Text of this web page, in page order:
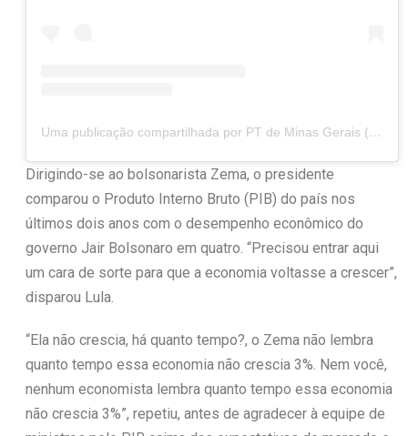
Uma publicação compartilhada por PT de Minas Gerais (@ptdeminas)
Dirigindo-se ao bolsonarista Zema, o presidente
comparou o Produto Interno Bruto (PIB) do país nos
últimos dois anos com o desempenho econômico do
governo Jair Bolsonaro em quatro. “Precisou entrar aqui
um cara de sorte para que a economia voltasse a crescer”,
disparou Lula.
“Ela não crescia, há quanto tempo?, o Zema não lembra
quanto tempo essa economia não crescia 3%. Nem você,
nenhum economista lembra quanto tempo essa economia
não crescia 3%”, repetiu, antes de agradecer à equipe de